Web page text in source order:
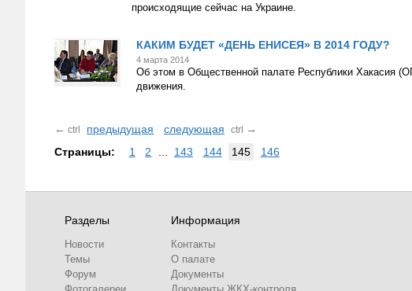
происходящие сейчас на Украине.
КАКИМ БУДЕТ «ДЕНЬ ЕНИСЕЯ» В 2014 ГОДУ?
4 марта 2014
Об этом в Общественной палате Республики Хакасия
движения.
← ctrl предыдущая следующая ctrl
→
Страницы:
1 2 143 144 145 146
Разделы
Новости
Темы
Форум
Информация
Контакты
О палате
Документы